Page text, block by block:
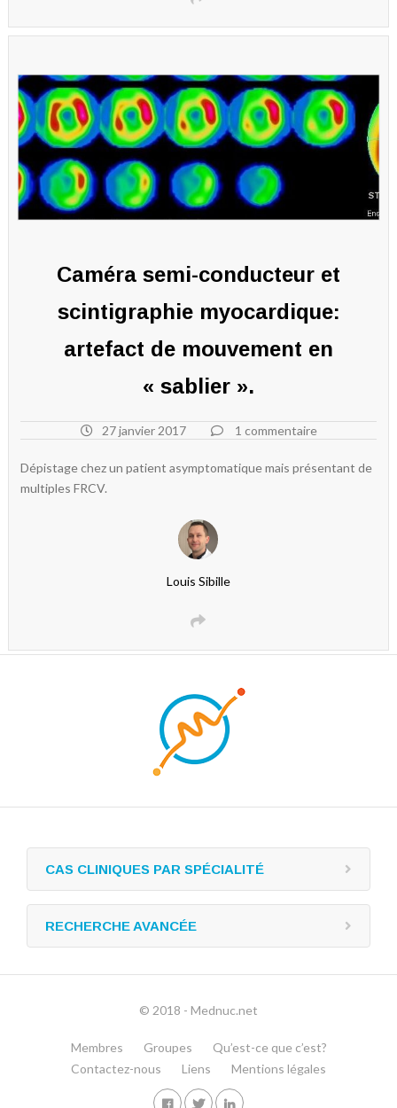
Caméra semi-conducteur et
scintigraphie myocardique:
artefact de mouvement en
« sablier ».
27 janvier 2017 1 commentaire
Dépistage chez un patient asymptomatique mais présentant de
multiples FRCV.
Louis Sibille
CAS CLINIQUES PAR SPÉCIALITÉ
RECHERCHE AVANCÉE
© 2018 - Mednuc.net
Membres Groupes
Qu’est-ce que c’est?
Contactez-nous
Liens Mentions légales